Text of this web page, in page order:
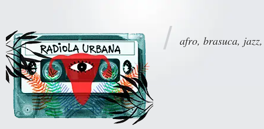
afro, brasuca,